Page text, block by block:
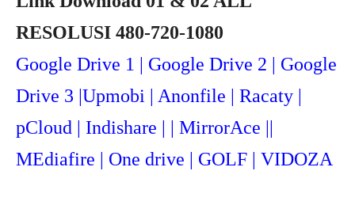
RESOLUSI 480-720-1080
Google Drive 1 | Google Drive 2 | Google
Drive 3 |Upmobi | Anonfile | Racaty |
pCloud | Indishare | | MirrorAce ||
MEdiafire | One drive | GOLF | VIDOZA